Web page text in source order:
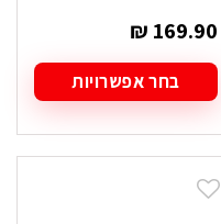
₪ 169.90
בחר אפשרויות
זה
יש
סוגים.